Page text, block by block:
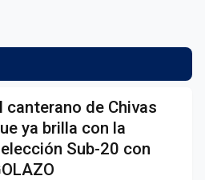
canterano de Chivas
ya brilla con la
Sub-20 con